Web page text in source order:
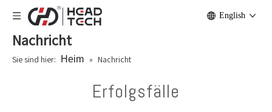
English
Nachricht
Sie sind hier: Heim » Nachricht
Erfolgsfälle